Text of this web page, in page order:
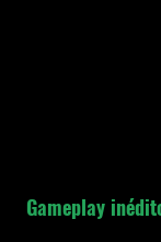
Gameplay